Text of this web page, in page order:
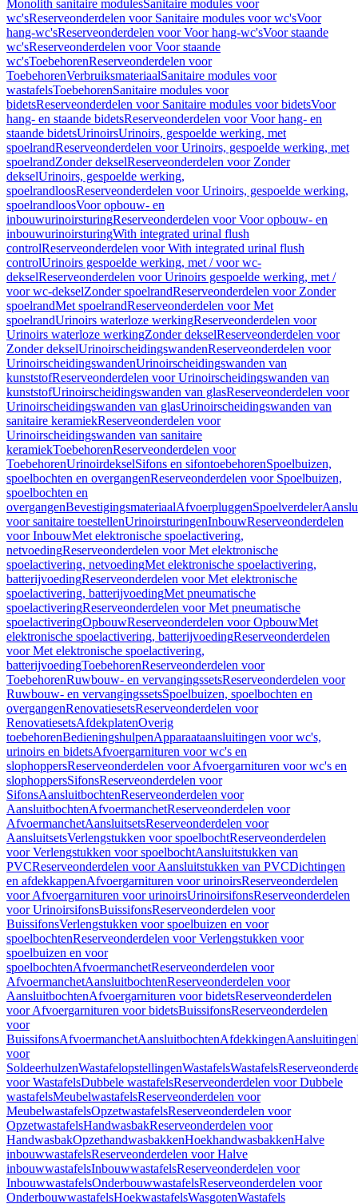
Monolith sanitaire modulesSanitaire modules voor
wc'sReserveonderdelen voor Sanitaire modules voor wc'sVoor
hang-wc'sReserveonderdelen voor Voor hang-wc'sVoor staande
wc'sReserveonderdelen voor Voor staande
wc'sToebehorenReserveonderdelen voor
ToebehorenVerbruiksmateriaalSanitaire modules voor
wastafelsToebehorenSanitaire modules voor
bidetsReserveonderdelen voor Sanitaire modules voor bidetsVoor
hang- en staande bidetsReserveonderdelen voor Voor hang- en
staande bidetsUrinoirsUrinoirs, gespoelde werking, met
spoelrandReserveonderdelen voor Urinoirs, gespoelde werking, met
spoelrandZonder dekselReserveonderdelen voor Zonder
dekselUrinoirs, gespoelde werking,
spoelrandloosReserveonderdelen voor Urinoirs, gespoelde werking,
spoelrandloosVoor opbouw- en
inbouwurinoirsturingReserveonderdelen voor Voor opbouw- en
inbouwurinoirsturingWith integrated urinal flush
controlReserveonderdelen voor With integrated urinal flush
controlUrinoirs gespoelde werking, met / voor wc-
dekselReserveonderdelen voor Urinoirs gespoelde werking, met /
voor wc-dekselZonder spoelrandReserveonderdelen voor Zonder
spoelrandMet spoelrandReserveonderdelen voor Met
spoelrandUrinoirs waterloze werkingReserveonderdelen voor
Urinoirs waterloze werkingZonder dekselReserveonderdelen voor
Zonder dekselUrinoirscheidingswandenReserveonderdelen voor
UrinoirscheidingswandenUrinoirscheidingswanden van
kunststofReserveonderdelen voor Urinoirscheidingswanden van
kunststofUrinoirscheidingswanden van glasReserveonderdelen voor
Urinoirscheidingswanden van glasUrinoirscheidingswanden van
sanitaire keramiekReserveonderdelen voor
Urinoirscheidingswanden van sanitaire
keramiekToebehorenReserveonderdelen voor
ToebehorenUrinoirdekselSifons en sifontoebehorenSpoelbuizen,
spoelbochten en overgangenReserveonderdelen voor Spoelbuizen,
spoelbochten en
overgangenBevestigingsmateriaalAfvoerpluggenSpoelverdeler
voor sanitaire toestellenUrinoirsturingenInbouwReserveonderdelen
voor InbouwMet elektronische spoelactivering,
netvoedingReserveonderdelen voor Met elektronische
spoelactivering, netvoedingMet elektronische spoelactivering,
batterijvoedingReserveonderdelen voor Met elektronische
spoelactivering, batterijvoedingMet pneumatische
spoelactiveringReserveonderdelen voor Met pneumatische
spoelactiveringOpbouwReserveonderdelen voor OpbouwMet
elektronische spoelactivering, batterijvoedingReserveonderdelen
voor Met elektronische spoelactivering,
batterijvoedingToebehorenReserveonderdelen voor
ToebehorenRuwbouw- en vervangingssetsReserveonderdelen voor
Ruwbouw- en vervangingssetsSpoelbuizen, spoelbochten en
overgangenRenovatiesetsReserveonderdelen voor
RenovatiesetsAfdekplatenOverig
toebehorenBedieningshulpenApparaataansluitingen voor wc's,
urinoirs en bidetsAfvoergarnituren voor wc's en
slophoppersReserveonderdelen voor Afvoergarnituren voor wc's en
slophoppersSifonsReserveonderdelen voor
SifonsAansluitbochtenReserveonderdelen voor
AansluitbochtenAfvoermanchetReserveonderdelen voor
AfvoermanchetAansluitsetsReserveonderdelen voor
AansluitsetsVerlengstukken voor spoelbochtReserveonderdelen
voor Verlengstukken voor spoelbochtAansluitstukken van
PVCReserveonderdelen voor Aansluitstukken van PVCDichtingen
en afdekkappenAfvoergarnituren voor urinoirsReserveonderdelen
voor Afvoergarnituren voor urinoirsUrinoirsifonsReserveonderdelen
voor UrinoirsifonsBuissifonsReserveonderdelen voor
BuissifonsVerlengstukken voor spoelbuizen en voor
spoelbochtenReserveonderdelen voor Verlengstukken voor
spoelbuizen en voor
spoelbochtenAfvoermanchetReserveonderdelen voor
AfvoermanchetAansluitbochtenReserveonderdelen voor
AansluitbochtenAfvoergarnituren voor bidetsReserveonderdelen
voor Afvoergarnituren voor bidetsBuissifonsReserveonderdelen
voor
BuissifonsAfvoermanchetAansluitbochtenAfdekkingenAansluitingen
voor
SoldeerhulzenWastafelopstellingenWastafelsWastafels
voor WastafelsDubbele wastafelsReserveonderdelen voor Dubbele
wastafelsMeubelwastafelsReserveonderdelen voor
MeubelwastafelsOpzetwastafelsReserveonderdelen voor
OpzetwastafelsHandwasbakReserveonderdelen voor
HandwasbakOpzethandwasbakkenHoekhandwasbakkenHalve
inbouwwastafelsReserveonderdelen voor Halve
inbouwwastafelsInbouwwastafelsReserveonderdelen voor
InbouwwastafelsOnderbouwwastafelsReserveonderdelen voor
OnderbouwwastafelsHoekwastafelsWasgotenWastafels